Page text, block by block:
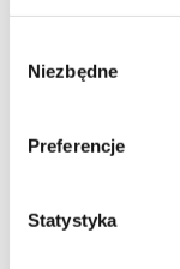
zgody
Niezbędne
Preferencje
Statystyka
WOJEWÓDZTWO*